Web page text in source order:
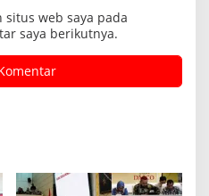
situs web saya pada
saya berikutnya.